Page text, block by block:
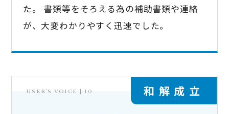
た。 書類等をそろえる為の補助書類や連絡
が、大変わかりやすく迅速でした。
和解成立
USER’S VOICE | 10